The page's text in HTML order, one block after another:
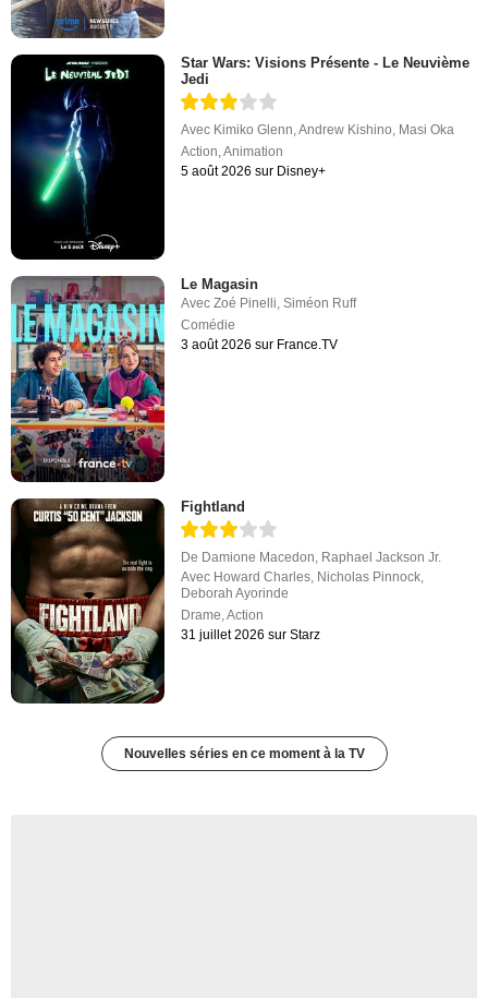
Star Wars: Visions Présente - Le Neuvième
Jedi
Avec Kimiko Glenn,Andrew Kishino, Masi Oka
Action,Animation
5 août 2026 sur Disney+
Le Magasin
AvecZoé Pinelli,Siméon Ruff
Comédie
3 août 2026 sur France.TV
Fightland
De Damione Macedon Raphael Jackson Jr.
Avec Howard Charles Nicholas Pinnock
Deborah Ayorinde
Drame ,Action
31 juillet 2026 sur Starz
Nouvelles séries en ce moment à la TV